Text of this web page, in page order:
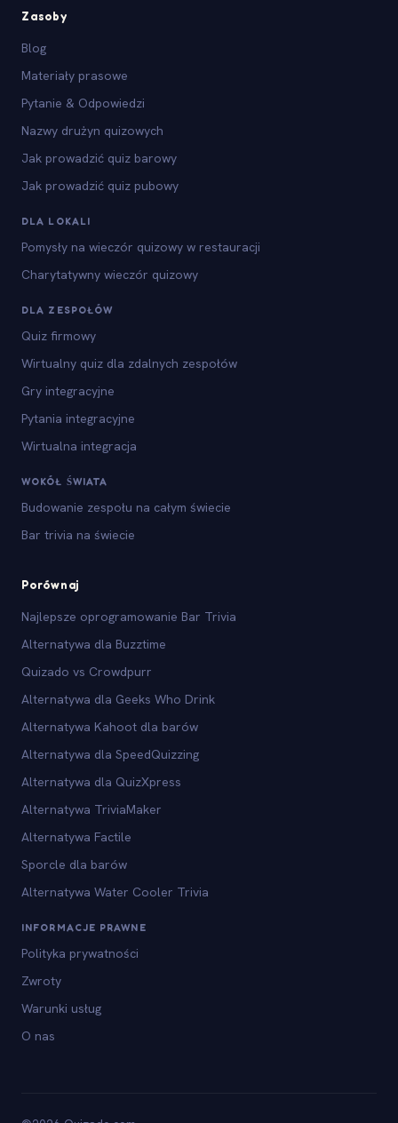
Zasoby
Blog
Materiały prasowe
Pytanie & Odpowiedzi
Nazwy drużyn quizowych
Jak prowadzić quiz barowy
Jak prowadzić quiz pubowy
DLA LOKALI
Pomysły na wieczór quizowy w restauracji
Charytatywny wieczór quizowy
DLA ZESPOŁÓW
Quiz firmowy
Wirtualny quiz dla zdalnych zespołów
Gry integracyjne
Pytania integracyjne
Wirtualna integracja
WOKÓŁ ŚWIATA
Budowanie zespołu na całym świecie
Bar trivia na świecie
Porównaj
Najlepsze oprogramowanie Bar Trivia
Alternatywa dla Buzztime
Quizado vs Crowdpurr
Alternatywa dla Geeks Who Drink
Alternatywa Kahoot dla barów
Alternatywa dla SpeedQuizzing
Alternatywa dla QuizXpress
Alternatywa TriviaMaker
Alternatywa Factile
Sporcle dla barów
Alternatywa Water Cooler Trivia
INFORMACJE PRAWNE
Polityka prywatności
Zwroty
Warunki usług
O nas